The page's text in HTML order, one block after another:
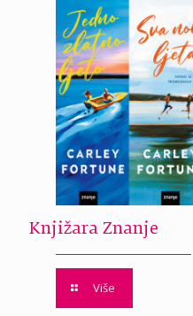
Knjižara Znanje
Više